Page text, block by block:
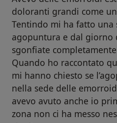
doloranti grandi come
Tentindo mi ha fatto una
agopuntura e dal giorno
sgonfiate
Quando ho raccontato
mi hanno chiesto se
nella sede delle
avevo avuto anche io
zona non ci ha messo